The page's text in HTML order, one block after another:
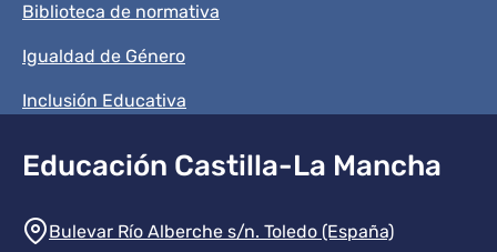
Biblioteca de normativa
Igualdad de Género
Inclusión Educativa
Educación Castilla-La Mancha
Información de la institución
Bulevar Río Alberche s/n. Toledo (España)